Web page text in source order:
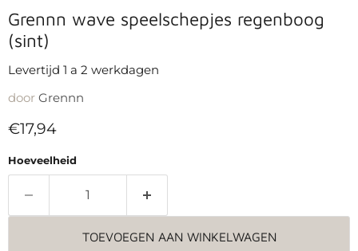
Grennn wave speelschepjes regenboog
(sint)
Levertijd 1 a 2 werkdagen
door Grennn
Huidige prijs
€17,94
Hoeveelheid
TOEVOEGEN AAN WINKELWAGEN